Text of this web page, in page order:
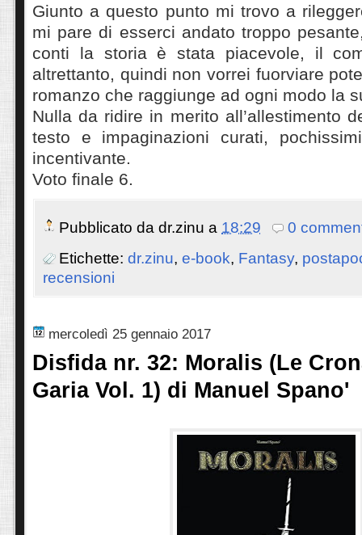
Giunto a questo punto mi trovo a
mi pare di esserci andato troppo
conti la storia è stata piacevole, il
altrettanto, quindi non vorrei fuorviare
romanzo che raggiunge ad ogni modo la
Nulla da ridire in merito all’allestimento
testo e impaginazioni curati,
incentivante.
Voto finale 6.
Pubblicato da dr.zinu a 18:29
0
Etichette: dr.zinu, e-book, Fantasy,
recensioni
mercoledì 25 gennaio 2017
Disfida nr. 32: Moralis (Le
Garia Vol. 1) di Manuel Spano'